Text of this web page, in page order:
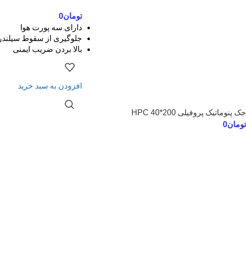
جک پنوماتیک پروفیلی 200*40 HPC
تومان0
تومان0
دارای سه پورت هوا
جلوگیری از سقوط سیلندر
بالا بردن ضریب ایمنی
افزودن به سبد خرید